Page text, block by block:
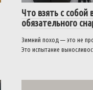
Что взять с собой
обязательного
Зимний поход — это не
Это испытание